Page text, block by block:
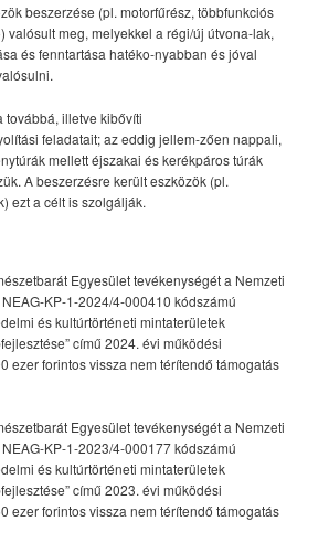
beszerzése (pl. motorfűrész, többfunkciós
valósult meg, melyekkel a régi/új útvona-lak,
és fenntartása hatéko-nyabban és jóval
továbbá, illetve kibővíti
feladatait; az eddig jellem-zően nappali,
mellett éjszakai és kerékpáros túrák
A beszerzésre került eszközök (pl.
ezt a célt is szolgálják.
Egyesület tevékenységét a Nemzeti
KP-1-2024/4-000410 kódszámú
és kultúrtörténeti mintaterületek
című 2024. évi működési
ezer forintos vissza nem térítendő támogatás
Egyesület tevékenységét a Nemzeti
KP-1-2023/4-000177 kódszámú
és kultúrtörténeti mintaterületek
című 2023. évi működési
ezer forintos vissza nem térítendő támogatás